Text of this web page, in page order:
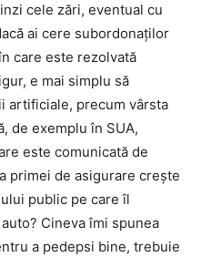
cele zări, eventual cu
ai cere subordonaților
care este rezolvată
e mai simplu să
artificiale, precum vârsta
de exemplu în SUA,
este comunicată de
primei de asigurare crește
public pe care îl
Cineva îmi spunea
a pedepsi bine, trebuie